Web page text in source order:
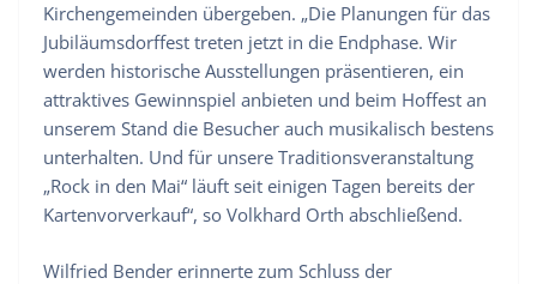
Kirchengemeinden übergeben. „Die Planungen für das
Jubiläumsdorffest treten jetzt in die Endphase. Wir
werden historische Ausstellungen präsentieren, ein
attraktives Gewinnspiel anbieten und beim Hoffest an
unserem Stand die Besucher auch musikalisch bestens
unterhalten. Und für unsere Traditionsveranstaltung
„Rock in den Mai“ läuft seit einigen Tagen bereits der
Kartenvorverkauf“, so Volkhard Orth abschließend.
Wilfried Bender erinnerte zum Schluss der